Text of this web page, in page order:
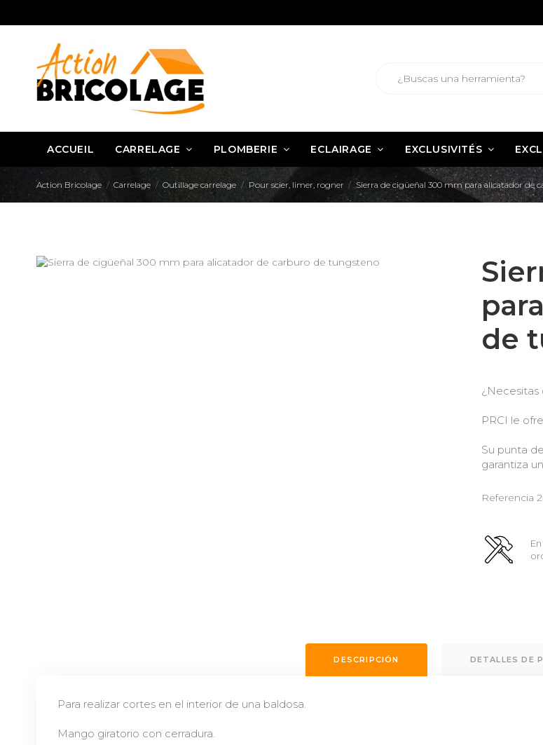
ACCUEIL CARRELAGE PLOMBERIE ECLAIRAGE EXCLUSIVITÉS
Action Bricolage Carrelage Outillage carrelage Pour scier, limer, rogner Sierra de cigüeñal 300 mm para alicatador de
de
¿Necesitas
PRCI le
Su punta
garantiza
Referencia
DESCRIPCIÓN DETALLES DE
Para realizar cortes en el interior de una baldosa.
Mango giratorio con cerradura.